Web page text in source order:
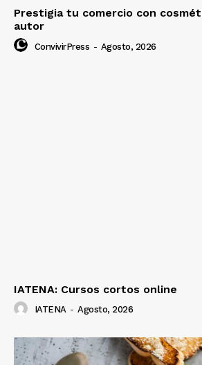
Prestigia tu comercio con
autor
ConvivirPress - Agosto, 2026
IATENA: Cursos cortos online
IATENA - Agosto, 2026